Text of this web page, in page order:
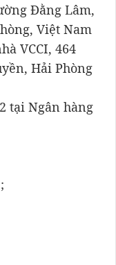
Đằng Lâm,
Việt Nam
VCCI, 464
Hải Phòng
tại Ngân hàng